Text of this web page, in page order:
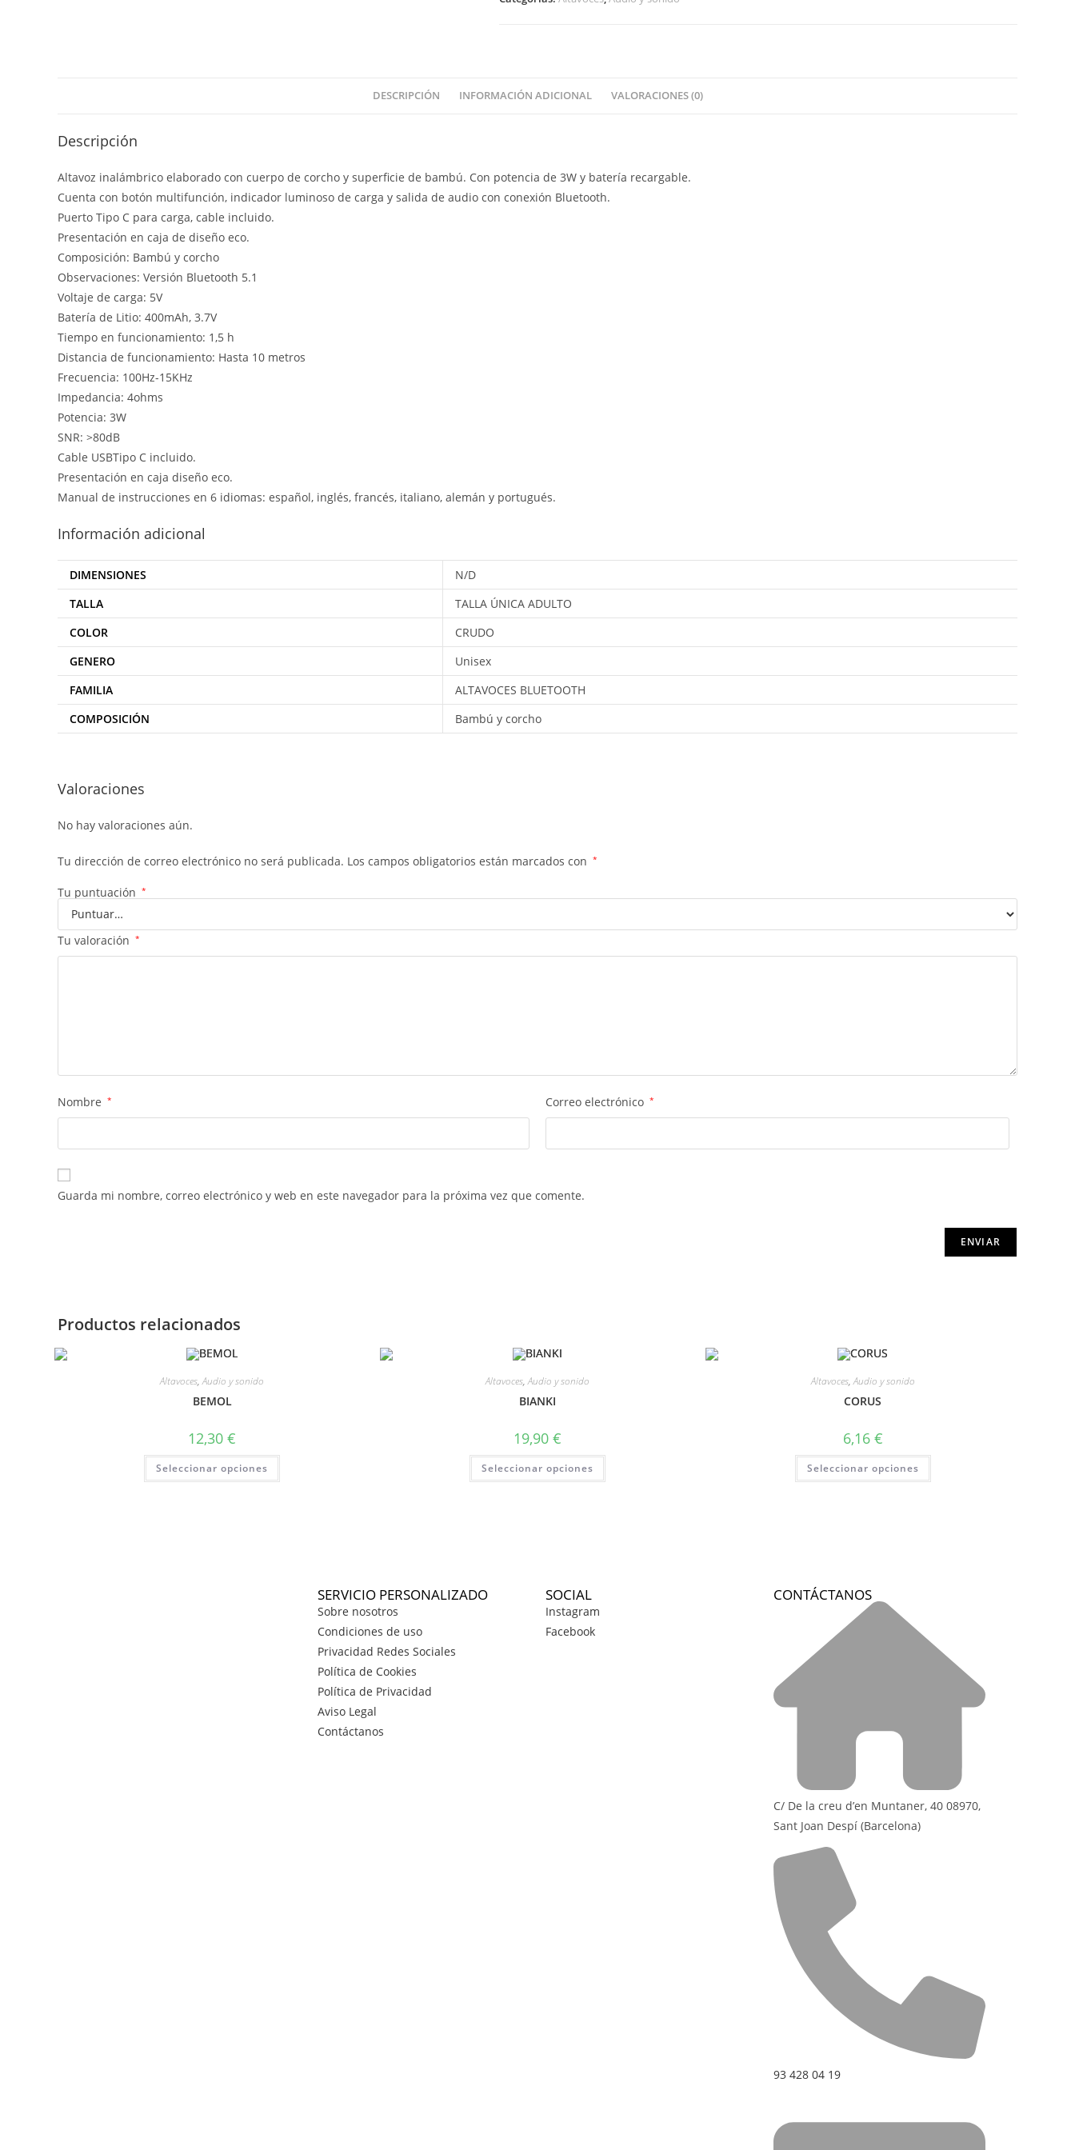
DESCRIPCIÓN INFORMACIÓN ADICIONAL VALORACIONES (0)
Descripción
Altavoz inalámbrico elaborado con cuerpo de corcho y superficie de bambú. Con potencia de 3W y batería recargable.
Cuenta con botón multifunción, indicador luminoso de carga y salida de audio con conexión Bluetooth.
Puerto Tipo C para carga, cable incluido.
Presentación en caja de diseño eco.
Composición: Bambú y corcho
Observaciones: Versión Bluetooth 5.1
Voltaje de carga: 5V
Batería de Litio: 400mAh, 3.7V
Tiempo en funcionamiento: 1,5 h
Distancia de funcionamiento: Hasta 10 metros
Frecuencia: 100Hz-15KHz
Impedancia: 4ohms
Potencia: 3W
SNR: >80dB
Cable USBTipo C incluido.
Presentación en caja diseño eco.
Manual de instrucciones en 6 idiomas: español, inglés, francés, italiano, alemán y portugués.
Información adicional
DIMENSIONES
N/D
TALLA
TALLA ÚNICA ADULTO
COLOR
CRUDO
GENERO
Unisex
FAMILIA
ALTAVOCES BLUETOOTH
COMPOSICIÓN
Bambú y corcho
Valoraciones
No hay valoraciones aún.
Tu dirección de correo electrónico no será publicada. Los campos obligatorios están marcados con *
Tu puntuación *
Tu valoración *
Nombre * Correo electrónico *
Guarda mi nombre, correo electrónico y web en este navegador para la próxima vez que comente.
Productos relacionados
Altavoces,Audio y sonido
BEMOL
12,30€
Seleccionar opciones
Altavoces,Audio y sonido
BIANKI
19,90 €
Seleccionar opciones
Altavoces,Audio y sonido
CORUS
6,16 €
Seleccionar opciones
SERVICIO PERSONALIZADO
Sobre nosotros
Condiciones de uso
Privacidad Redes Sociales
Política de Cookies
Política de Privacidad
Aviso Legal
Contáctanos
SOCIAL
Instagram
Facebook
CONTÁCTANOS
C/ De la creu d’en Muntaner, 40 08970,
Sant Joan Despí (Barcelona)
93 428 04 19